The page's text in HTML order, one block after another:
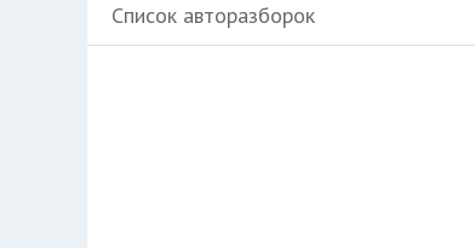
Список авторазборок